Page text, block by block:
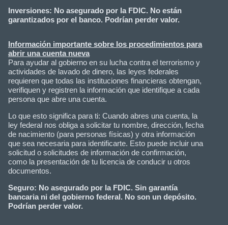
Inversiones: No asegurado por la FDIC. No están
garantizados por el banco. Podrían perder valor.
Información importante sobre los procedimientos para
abrir una cuenta nueva
Para ayudar al gobierno en su lucha contra el terrorismo y
actividades de lavado de dinero, las leyes federales
requieren que todas las instituciones financieras obtengan,
verifiquen y registren la información que identifique a cada
persona que abre una cuenta.
Lo que esto significa para ti: Cuando abres una cuenta, la
ley federal nos obliga a solicitar tu nombre, dirección, fecha
de nacimiento (para personas físicas) y otra información
que sea necesaria para identificarte. Esto puede incluir una
solicitud o solicitudes de información de confirmación,
como la presentación de tu licencia de conducir u otros
documentos.
Seguro: No asegurado por la FDIC. Sin garantía
bancaria ni del gobierno federal. No son un depósito.
Podrían perder valor.